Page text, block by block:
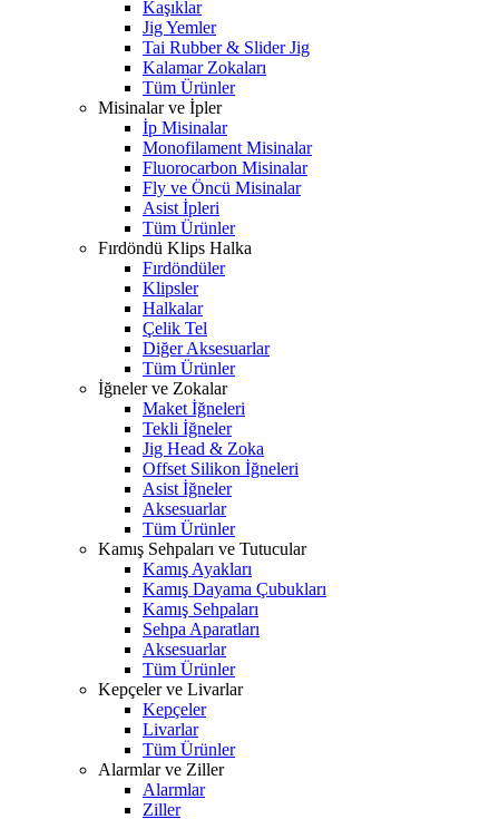
Kaşıklar
Jig Yemler
Tai Rubber & Slider Jig
Kalamar Zokaları
Tüm Ürünler
Misinalar ve İpler
İp Misinalar
Monofilament Misinalar
Fluorocarbon Misinalar
Fly ve Öncü Misinalar
Asist İpleri
Tüm Ürünler
Fırdöndü Klips Halka
Fırdöndüler
Klipsler
Halkalar
Çelik Tel
Diğer Aksesuarlar
Tüm Ürünler
İğneler ve Zokalar
Maket İğneleri
Tekli İğneler
Jig Head & Zoka
Offset Silikon İğneleri
Asist İğneler
Aksesuarlar
Tüm Ürünler
Kamış Sehpaları ve Tutucular
Kamış Ayakları
Kamış Dayama Çubukları
Kamış Sehpaları
Sehpa Aparatları
Aksesuarlar
Tüm Ürünler
Kepçeler ve Livarlar
Kepçeler
Livarlar
Tüm Ürünler
Alarmlar ve Ziller
Alarmlar
Ziller